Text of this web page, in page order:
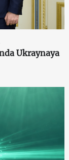
Ukraynaya